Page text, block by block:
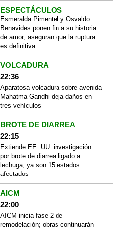
ESPECTÁCULOS
Esmeralda Pimentel y Osvaldo
Benavides ponen fin a su historia
de amor; aseguran que la ruptura
es definitiva
VOLCADURA
22:36
Aparatosa volcadura sobre avenida
Mahatma Gandhi deja daños en
tres vehículos
BROTE DE DIARREA
22:15
Extiende EE. UU. investigación
por brote de diarrea ligado a
lechuga; ya son 15 estados
afectados
AICM
22:00
AICM inicia fase 2 de
remodelación; obras continuarán